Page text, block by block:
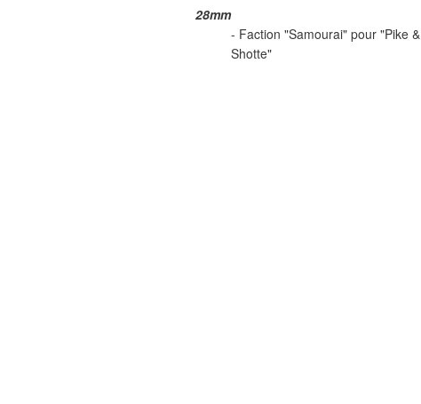
28mm
- Faction "Samourai" pour "Pike &
Shotte"